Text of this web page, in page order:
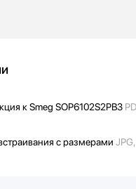
к Smeg SOP6102S2PB3
с размерами